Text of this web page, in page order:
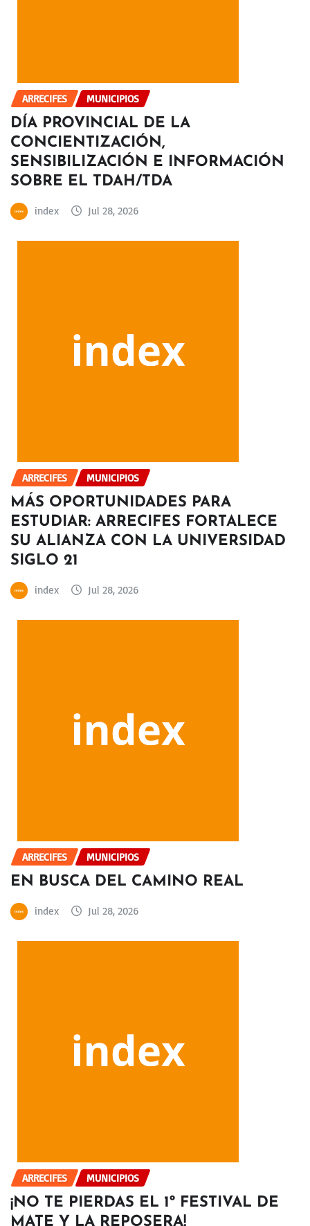
ARRECIFES MUNICIPIOS
DÍA PROVINCIAL DE LA
CONCIENTIZACIÓN,
SENSIBILIZACIÓN E INFORMACIÓN
SOBRE EL TDAH/TDA
index Jul 28, 2026
ARRECIFES MUNICIPIOS
MÁS OPORTUNIDADES PARA
ESTUDIAR: ARRECIFES FORTALECE
SU ALIANZA CON LA UNIVERSIDAD
SIGLO 21
index Jul 28, 2026
ARRECIFES MUNICIPIOS
EN BUSCA DEL CAMINO REAL
index Jul 28, 2026
ARRECIFES MUNICIPIOS
¡NO TE PIERDAS EL 1º FESTIVAL DE
MATE Y LA REPOSERA!